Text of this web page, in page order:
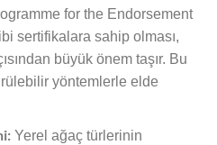
for the Endorsement
sertifikalara sahip olması,
büyük önem taşır. Bu
yöntemlerle elde
Yerel ağaç türlerinin